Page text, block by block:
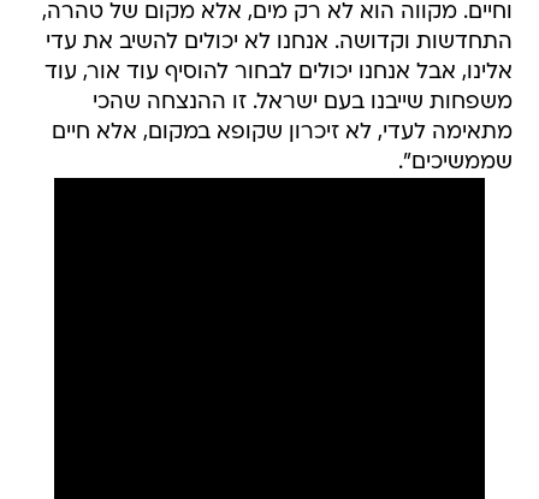
וחיים. מקווה הוא לא רק מים, אלא מקום של טהרה,
התחדשות וקדושה. אנחנו לא יכולים להשיב את עדי
אלינו, אבל אנחנו יכולים לבחור להוסיף עוד אור, עוד
משפחות שייבנו בעם ישראל. זו ההנצחה שהכי
מתאימה לעדי, לא זיכרון שקופא במקום, אלא חיים
שממשיכים".